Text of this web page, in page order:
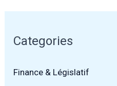
Categories
Finance & Législatif